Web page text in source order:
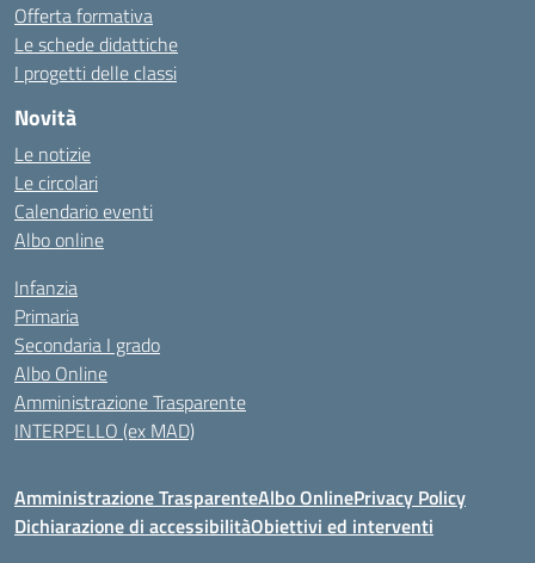
Offerta formativa
Le schede didattiche
I progetti delle classi
Novità
Le notizie
Le circolari
Calendario eventi
Albo online
Infanzia
Primaria
Secondaria I grado
Albo Online
Amministrazione Trasparente
INTERPELLO (ex MAD)
Amministrazione TrasparenteAlbo OnlinePrivacy Policy
Dichiarazione di accessibilitàObiettivi ed interventi